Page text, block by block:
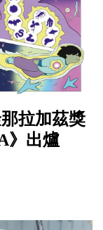
拉加茲獎
》出爐